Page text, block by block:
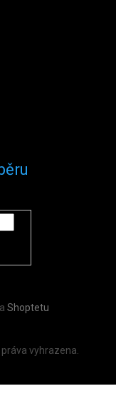
Shoptetu
práva vyhrazena.